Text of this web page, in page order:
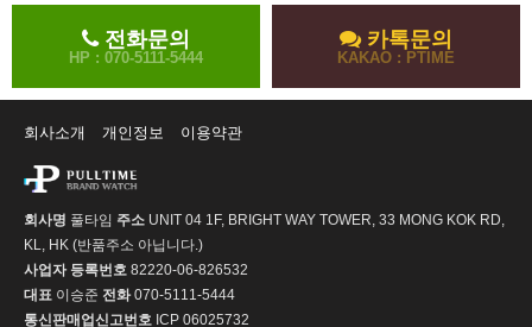
전화문의
HP : 070-5111-5444
카톡문의
KAKAO : PTIME
회사소개 개인정보 이용약관
회사명 풀타임 주소 UNIT 04 1F, BRIGHT WAY TOWER, 33 MONG KOK RD,
KL, HK (반품주소 아닙니다.)
사업자 등록번호 82220-06-826532
대표 이승준 전화070-5111-5444
통신판매업신고번호 ICP 06025732